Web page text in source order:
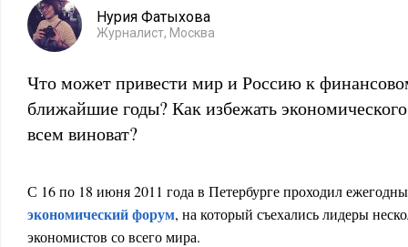
Нурия Фатыхова
Журналист, Москва
Что может привести мир и Россию к
ближайшие годы? Как избежать
всем виноват?
С 16 по 18 июня 2011 года в Петербурге проходил
экономический форум, на который съехались лидеры
экономистов со всего мира.